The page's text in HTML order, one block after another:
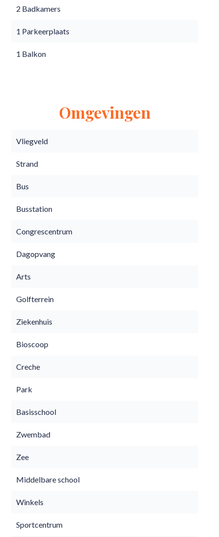
2 Badkamers
1 Parkeerplaats
1 Balkon
Omgevingen
Vliegveld
Strand
Bus
Busstation
Congrescentrum
Dagopvang
Arts
Golfterrein
Ziekenhuis
Bioscoop
Creche
Park
Basisschool
Zwembad
Zee
Middelbare school
Winkels
Sportcentrum